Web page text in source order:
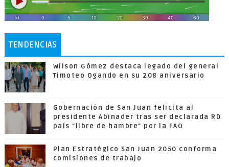
TENDENCIAS
Wilson Gómez destaca legado del general
Timoteo Ogando en su 208 aniversario
Gobernación de San Juan felicita al
presidente Abinader tras ser declarada RD
país "libre de hambre" por la FAO
Plan Estratégico San Juan 2050 conforma
comisiones de trabajo